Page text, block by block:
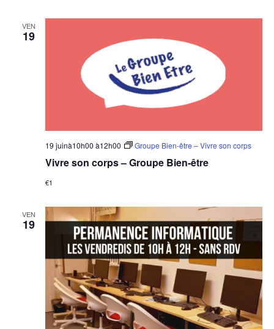
VEN
19
Vivre son corps – Groupe Bien-être
19 juinà10h00 à12h00 Groupe Bien-être – Vivre son corps
€1
VEN
19